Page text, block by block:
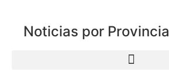
Noticias por Provincia